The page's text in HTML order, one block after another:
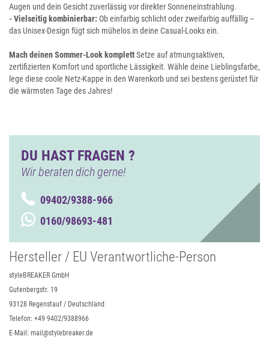
Augen und dein Gesicht zuverlässig vor direkter Sonneneinstrahlung.
- Vielseitig kombinierbar: Ob einfarbig schlicht oder zweifarbig auffällig –
das Unisex-Design fügt sich mühelos in deine Casual-Looks ein.
Mach deinen Sommer-Look komplettSetze auf atmungsaktiven,
zertifizierten Komfort und sportliche Lässigkeit. Wähle deine Lieblingsfarbe,
lege diese coole Netz-Kappe in den Warenkorb und sei bestens gerüstet für
die wärmsten Tage des Jahres!
DU HAST FRAGEN ?
Wir beraten dich gerne!
09402/9388-966
0160/98693-481
Hersteller / EU Verantwortliche-Person
styleBREAKER GmbH
Gutenbergstr. 19
93128 Regenstauf / Deutschland
Telefon: +49 9402/9388966
E-Mail: mail@stylebreaker.de